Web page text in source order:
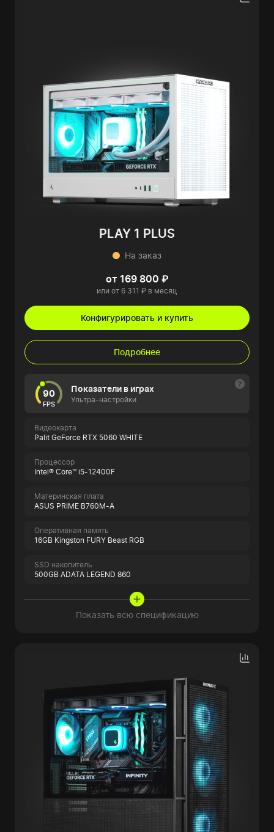
PLAY 1 PLUS
На заказ
от 169 800 ₽
или от 6 311 ₽ в месяц
Конфигурировать и купить
Подробнее
90
FPS
Показатели в играх
Ультра-настройки
Видеокарта
Palit GeForce RTX 5060 WHITE
Процессор
Intel® Core™ i5-12400F
Материнская плата
ASUS PRIME B760M-A
Оперативная память
16GB Kingston FURY Beast RGB
SSD накопитель
500GB ADATA LEGEND 860
Показать всю спецификацию